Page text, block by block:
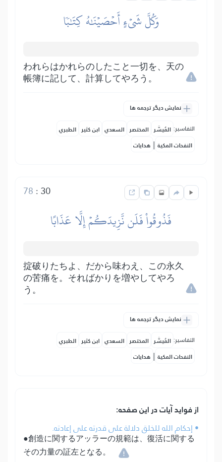
وَكُلَّ شَيۡءٍ أَحۡصَيۡنَٰهُ كِتَٰبٗا
われらはかれらのしたこと一切を、天の
帳簿に記して、計算してやろう。
نمایش دیگر ترجمه ها
التفاسير: المُيسَّر المختصر السعدي ابن كثير الطبري
النفحات المكية | هدايات
30
:
78
فَذُوقُواْ فَلَن نَّزِيدَكُمۡ إِلَّا عَذَابًا
掟破りたちよ、だから味わえ、この永久
の苦痛を。そればかりを増やしてやろ
う。
نمایش دیگر ترجمه ها
التفاسير: المُيسَّر المختصر السعدي ابن كثير الطبري
النفحات المكية | هدايات
از فواید آیات در این صفحه:
• إحكام الله للخلق دلالة على قدرته على إعادته.
●創造に関するアッラーの規範は、復活に関する
その力量の証左となる。